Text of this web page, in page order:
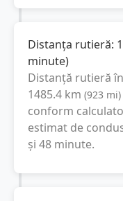
Distanța rutieră:
minute)
Distanță rutieră
1485.4 km (923 mi)
conform
estimat de
și 48 minute.